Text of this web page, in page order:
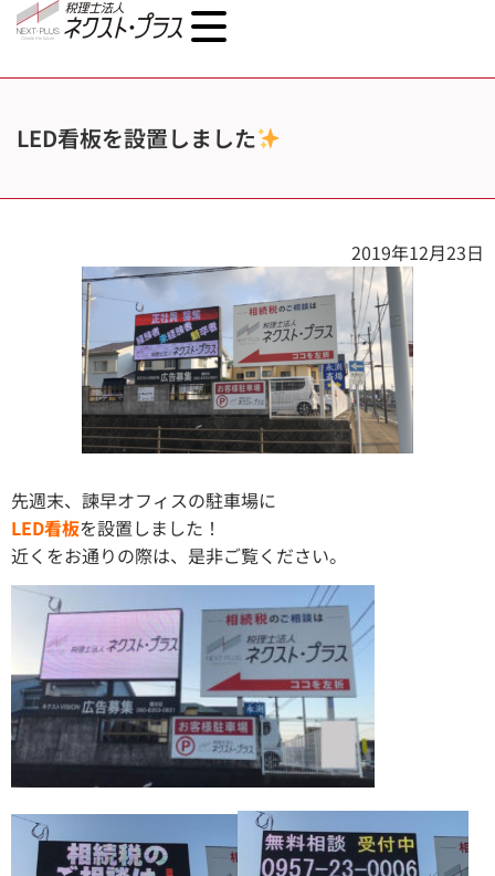
LED看板を設置しました
2019年12月23日
先週末、諫早オフィスの駐車場に
LED看板を設置しました！
近くをお通りの際は、是非ご覧ください。